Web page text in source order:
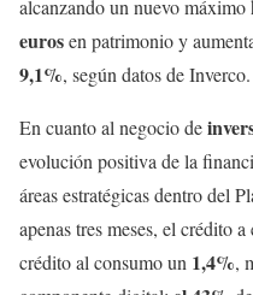
alcanzando un nuevo máximo
eurosen patrimonio y
9,1%, según datos de Inverco.
En cuanto al negocio de
evolución positiva de la
áreas estratégicas dentro del
apenas tres meses, el crédito
crédito al consumo un 1,4%,